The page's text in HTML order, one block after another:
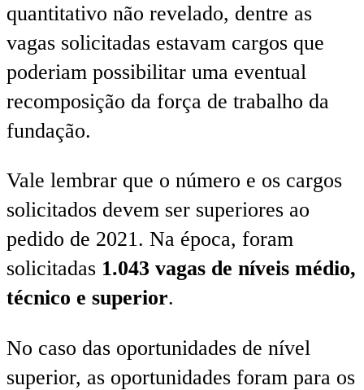
quantitativo não revelado, dentre as
vagas solicitadas estavam cargos que
poderiam possibilitar uma eventual
recomposição da força de trabalho da
fundação.
Vale lembrar que o número e os cargos
solicitados devem ser superiores ao
pedido de 2021. Na época, foram
solicitadas 1.043 vagas de níveis médio,
técnico e superior.
No caso das oportunidades de nível
superior, as oportunidades foram para os